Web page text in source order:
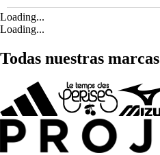
Loading...
Loading...
Todas nuestras marcas